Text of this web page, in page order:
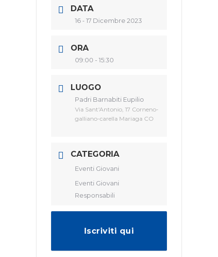
DATA
16 - 17 Dicembre 2023
ORA
09:00 - 15:30
LUOGO
Padri Barnabiti Eupilio
Via Sant'Antonio, 17 Corneno-
galliano-carella Mariaga CO
CATEGORIA
Eventi Giovani
Eventi Giovani
Responsabili
Iscriviti qui